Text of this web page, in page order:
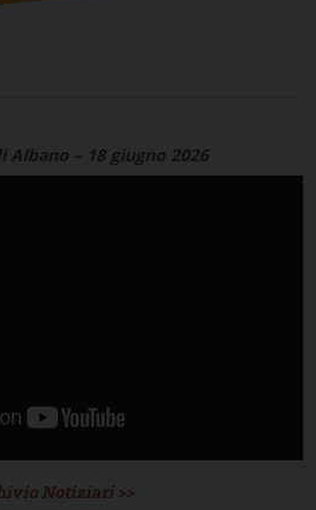
– 18 giugno 2026
Notiziari >>